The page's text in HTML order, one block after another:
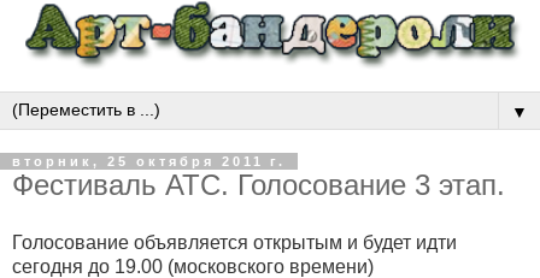
▼
вторник, 25 октября 2011 г.
Фестиваль АТС. Голосование 3 этап.
Голосование объявляется открытым и будет идти
сегодня до 19.00 (московского времени)